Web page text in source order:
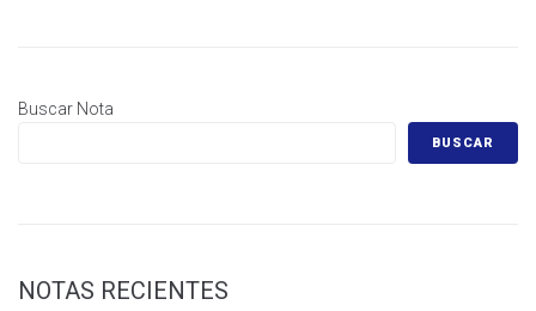
Buscar Nota
BUSCAR
NOTAS RECIENTES